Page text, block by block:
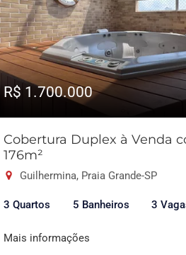
R$ 1.700.000
Cobertura Duplex à Venda
176m²
Guilhermina, Praia Grande-SP
3 Quartos 5 Banheiros 3
Mais informações